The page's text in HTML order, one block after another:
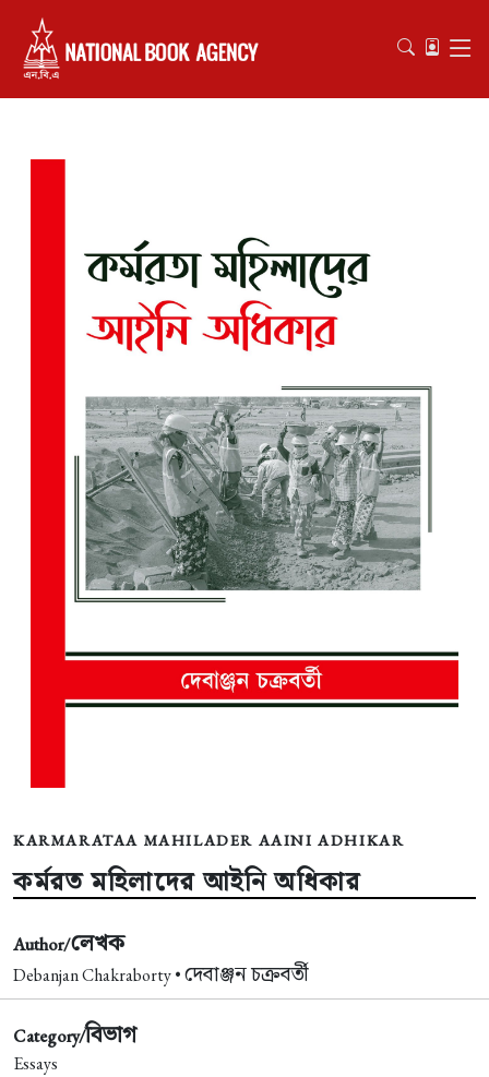
KARMARATAA MAHILADER AAINI ADHIKAR
কর্মরত মহিলাদের আইনি অধিকার
Author/লেখক
Debanjan Chakraborty •দেবাঞ্জন চক্রবর্তী
Category/বিভাগ
Essays